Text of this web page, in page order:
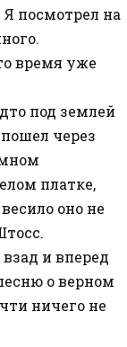
Я посмотрел на
время уже
под землей
через
платке,
оно не
и вперед
о верном
ничего не